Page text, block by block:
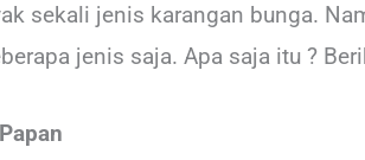
sekali jenis karangan bunga.
jenis saja. Apa saja itu ?